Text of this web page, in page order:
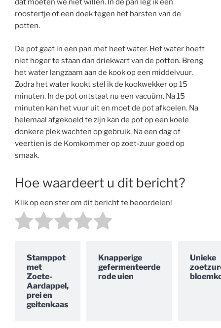
dat moeten we niet willen. In de pan leg ik een
roostertje of een doek tegen het barsten van de
potten.
De pot gaat in een pan met heet water. Het water hoeft
niet hoger te staan dan driekwart van de potten. Breng
het water langzaam aan de kook op een middelvuur.
Zodra het water kookt stel ik de kookwekker op 15
minuten. In de pot ontstaat nu een vacuüm. Na 15
minuten kan het vuur uit en moet de pot afkoelen. Na
helemaal afgekoeld te zijn kan de pot op een koele
donkere plek wachten op gebruik. Na een dag of
veertien is de Komkommer op zoet-zuur goed op
smaak.
Hoe waardeert u dit bericht?
Klik op een ster om dit bericht te beoordelen!
Stamppot
met
Zoete-
Aardappel,
prei en
geitenkaas
Knapperige
gefermenteerde
rode uien
Unieke